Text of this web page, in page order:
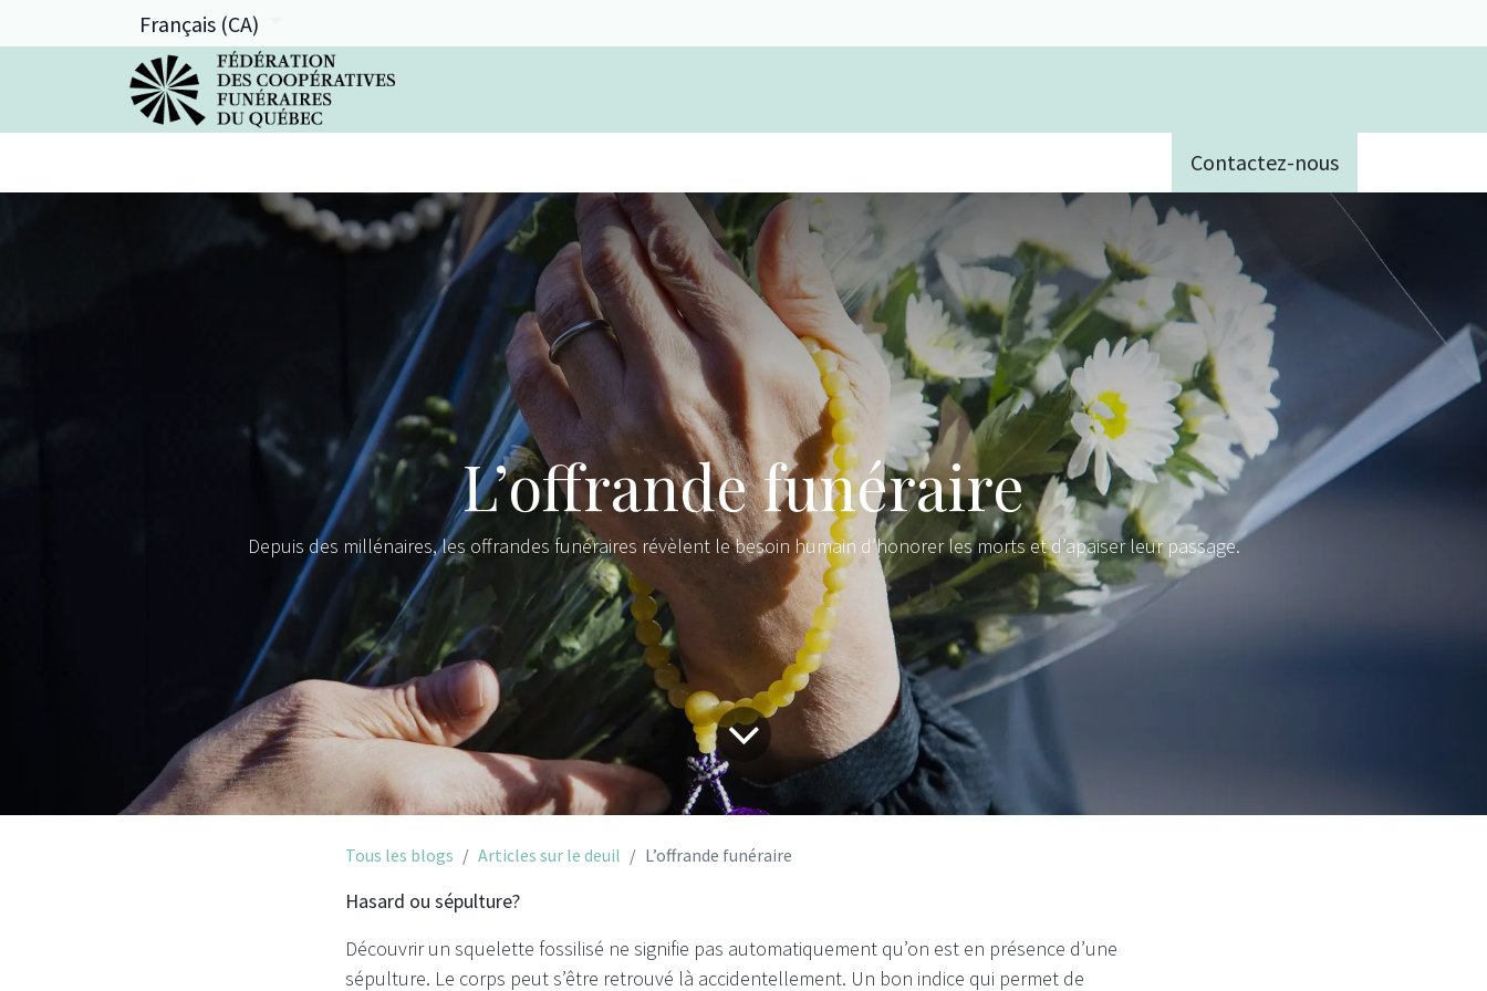
Français (CA)
Contactez-nous
L’offrande funéraire
Depuis des millénaires, les offrandes funéraires révèlent le besoin humain d’honorer les morts et d’apaiser leur passage.
Tous les blogs Articles sur le deuil L’offrande funéraire
Hasard ou sépulture?
Découvrir un squelette fossilisé ne signifie pas automatiquement qu’on est en présence d’une
sépulture. Le corps peut s’être retrouvé là accidentellement. Un bon indice qui permet de